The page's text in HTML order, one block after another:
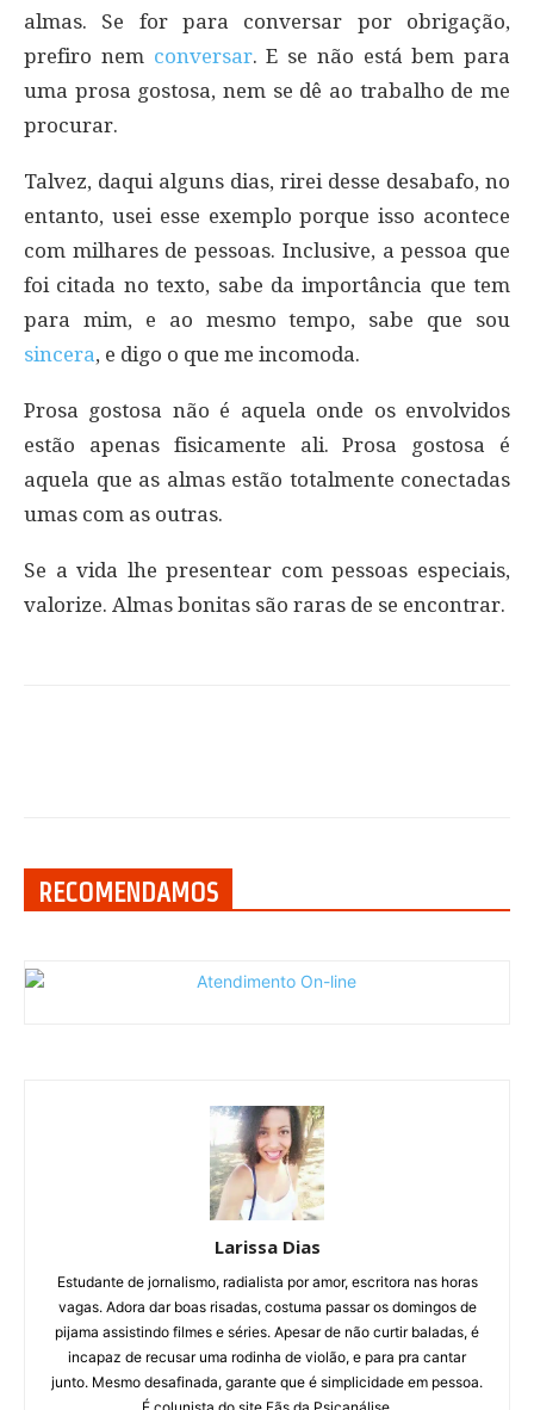
almas. Se for para conversar por obrigação,
prefiro nem conversar. E se não está bem para
uma prosa gostosa, nem se dê ao trabalho de me
procurar.
Talvez, daqui alguns dias, rirei desse desabafo, no
entanto, usei esse exemplo porque isso acontece
com milhares de pessoas. Inclusive, a pessoa que
foi citada no texto, sabe da importância que tem
para mim, e ao mesmo tempo, sabe que sou
sincera, e digo o que me incomoda.
Prosa gostosa não é aquela onde os envolvidos
estão apenas fisicamente ali. Prosa gostosa é
aquela que as almas estão totalmente conectadas
umas com as outras.
Se a vida lhe presentear com pessoas especiais,
valorize. Almas bonitas são raras de se encontrar.
RECOMENDAMOS
Larissa Dias
Estudante de jornalismo, radialista por amor, escritora nas horas
vagas. Adora dar boas risadas, costuma passar os domingos de
pijama assistindo filmes e séries. Apesar de não curtir baladas, é
incapaz de recusar uma rodinha de violão, e para pra cantar
junto. Mesmo desafinada, garante que é simplicidade em pessoa.